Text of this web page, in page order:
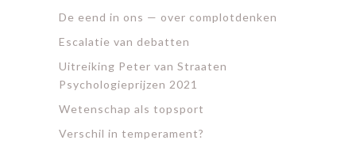
De eend in ons — over complotdenken
Escalatie van debatten
Uitreiking Peter van Straaten
Psychologieprijzen 2021
Wetenschap als topsport
Verschil in temperament?